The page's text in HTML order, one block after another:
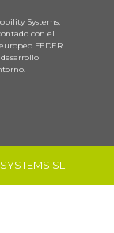
Systems,
con el
FEDER.
SL